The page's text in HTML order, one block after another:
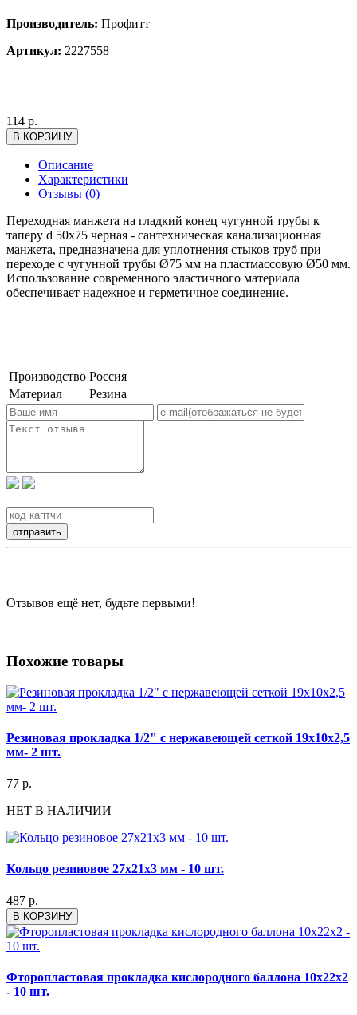
Производитель: Профитт
Артикул: 2227558
114 р.
Описание
Характеристики
Отзывы (0)
Переходная манжета на гладкий конец чугунной трубы к
таперу d 50x75 черная - сантехническая канализационная
манжета, предназначена для уплотнения стыков труб при
переходе с чугунной трубы Ø75 мм на пластмассовую Ø50 мм.
Использование современного эластичного материала
обеспечивает надежное и герметичное соединение.
Производство Россия
Материал
Резина
Отзывов ещё нет, будьте первыми!
Похожие товары
Резиновая прокладка 1/2" с нержавеющей сеткой 19х10х2,5
мм- 2 шт.
77 р.
НЕТ В НАЛИЧИИ
Кольцо резиновое 27х21х3 мм - 10 шт.
487 р.
В КОРЗИНУ
Фторопластовая прокладка кислородного баллона 10x22x2
- 10 шт.